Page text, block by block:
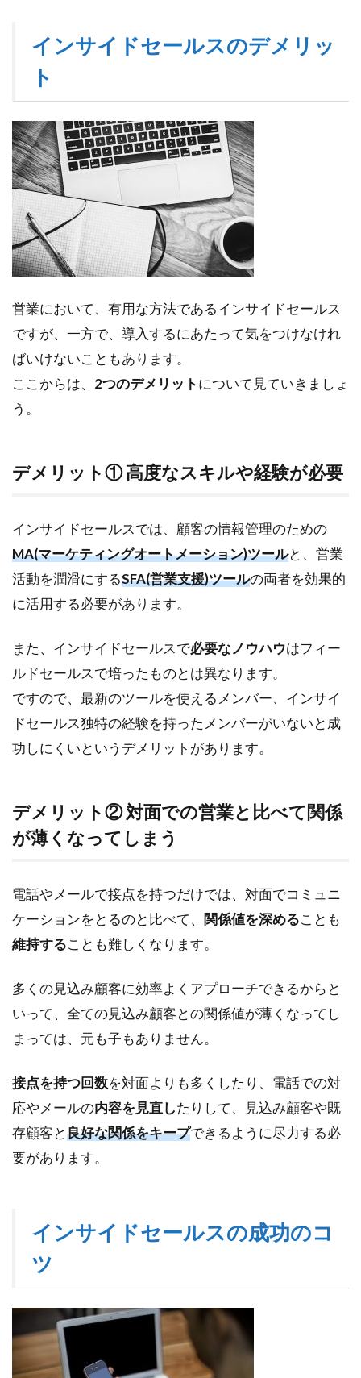
インサイドセールスのデメリッ
ト
営業において、有用な方法であるインサイドセールス
ですが、一方で、導入するにあたって気をつけなけれ
ばいけないこともあります。
ここからは、 2つのデメリットについて見ていきましょ
う。
デメリット① 高度なスキルや経験が必要
インサイドセールスでは、顧客の情報管理のための
MA(マーケティングオートメーション)ツールと、営業
活動を潤滑にするSFA(営業支援)ツールの両者を効果的
に活用する必要があります。
また、インサイドセールスで必要なノウハウはフィー
ルドセールスで培ったものとは異なります。
ですので、最新のツールを使えるメンバー、インサイ
ドセールス独特の経験を持ったメンバーがいないと成
功しにくいというデメリットがあります。
デメリット② 対面での営業と比べて関係
が薄くなってしまう
電話やメールで接点を持つだけでは、対面でコミュニ
ケーションをとるのと比べて、 関係値を深めることも
維持することも難しくなります。
多くの見込み顧客に効率よくアプローチできるからと
いって、全ての見込み顧客との関係値が薄くなってし
まっては、元も子もありません。
接点を持つ回数を対面よりも多くしたり、電話での対
応やメールの内容を見直したりして、見込み顧客や既
存顧客と良好な関係をキープできるように尽力する必
要があります。
インサイドセールスの成功のコ
ツ